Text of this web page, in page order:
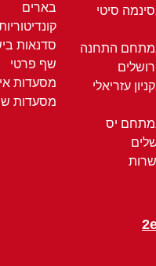
סיטי
התחנה
עזריאלי
יס
בארים
סדנאות
שף פרטי
מסעדות
מסעדות